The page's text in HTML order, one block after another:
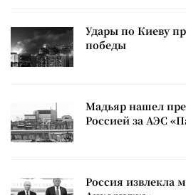
Удары по Киеву
победы
Мадьяр нашел
Россией за АЭС
Россия извлекла